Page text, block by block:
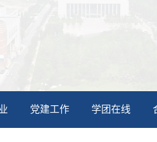
党建工作 学团在线